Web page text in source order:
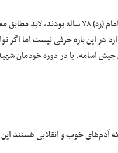
دبیرکل حزب موتلفه ادامه داد: وقتی انقلاب
این باره حرفی نیست اما اگر
عن جیش اسامه. یا در دوره خودمان
آدم‌های خوب و انقلابی هستند